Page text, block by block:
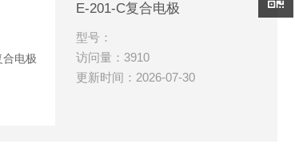
E-201-C复合电极
型号：
访问量：3910
更新时间：2026-07-30